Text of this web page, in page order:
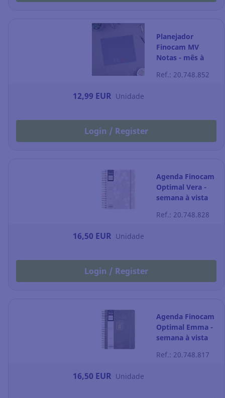
Planejador
Finocam MV
Notas - mês à
mm
Ref.: 20.748.852
12,99 EUR Unidade
Login / Register
Agenda Finocam
Optimal Vera -
semana à vista
215 mm
Ref.: 20.748.828
16,50 EUR Unidade
Login / Register
Agenda Finocam
Optimal Emma -
semana à vista
215 mm
Ref.: 20.748.817
16,50 EUR Unidade